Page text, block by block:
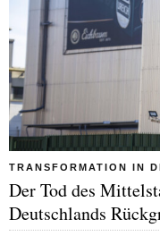
TRANSFORMATION IN
Der Tod des
Deutschlands